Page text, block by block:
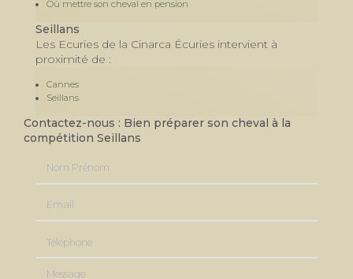
Où mettre son cheval en pension
Seillans
Les Ecuries de la Cinarca Écuries intervient à
proximité de :
Cannes
Seillans
Contactez-nous : Bien préparer son cheval à la
compétition Seillans
Message